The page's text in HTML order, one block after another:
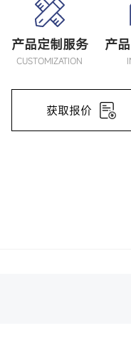
产品定制服务
CUSTOMIZATION
产
获取报价